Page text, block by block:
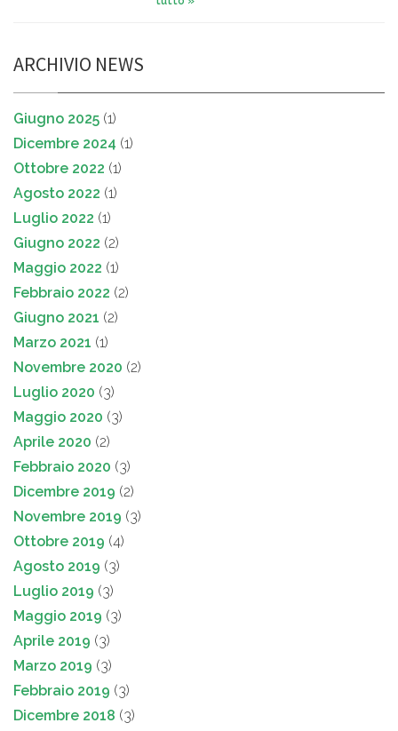
ARCHIVIO NEWS
Giugno 2025 (1)
Dicembre 2024 (1)
Ottobre 2022 (1)
Agosto 2022 (1)
Luglio 2022 (1)
Giugno 2022 (2)
Maggio 2022 (1)
Febbraio 2022 (2)
Giugno 2021 (2)
Marzo 2021 (1)
Novembre 2020 (2)
Luglio 2020 (3)
Maggio 2020 (3)
Aprile 2020 (2)
Febbraio 2020 (3)
Dicembre 2019 (2)
Novembre 2019 (3)
Ottobre 2019 (4)
Agosto 2019 (3)
Luglio 2019 (3)
Maggio 2019 (3)
Aprile 2019 (3)
Marzo 2019 (3)
Febbraio 2019 (3)
Dicembre 2018 (3)